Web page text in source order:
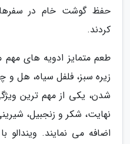
حفظ گوشت خام در
کردند.
طعم متمایز ادویه های مهم
زیره سبز، فلفل سیاه، هل
شدن، یکی از مهم ترین
نهایت، شکر و زنجبیل،
اضافه می نمایند. ویندالو